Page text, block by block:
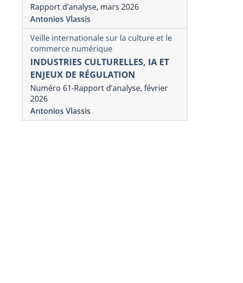
Rapport d’analyse, mars 2026
Antonios Vlassis
Veille internationale sur la culture et le
commerce numérique
INDUSTRIES CULTURELLES, IA ET
ENJEUX DE RÉGULATION
Numéro 61-Rapport d’analyse, février
2026
Antonios Vlassis